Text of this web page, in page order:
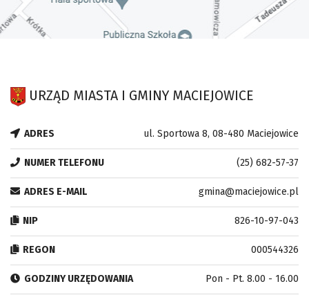
URZĄD MIASTA I GMINY MACIEJOWICE
ADRES ul. Sportowa 8, 08-480 Maciejowice
NUMER TELEFONU (25) 682-57-37
ADRES E-MAIL gmina@maciejowice.pl
NIP 826-10-97-043
REGON 000544326
GODZINY URZĘDOWANIA Pon - Pt. 8.00 - 16.00